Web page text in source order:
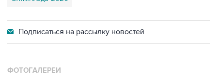
Подписаться на рассылку новостей
ФОТОГАЛЕРЕИ